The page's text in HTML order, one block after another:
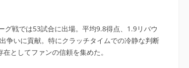
戦では53試合に出場。平均9.8得点、1.9リバウ
争いに貢献。特にクラッチタイムでの冷静な判断
としてファンの信頼を集めた。